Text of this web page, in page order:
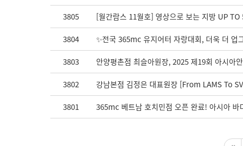
3805 [월간람스 11월호] 영상으로 보는 지방 UP
3804 ✨전국 365mc 유지어터 자랑대회, 더욱 더 업
3803 안양평촌점 최슬아원장, 2025 제19회 아시아
3802 강남본점 김정은 대표원장 [From LAMS To
3801 365mc 베트남 호치민점 오픈 완료! 아시아 바